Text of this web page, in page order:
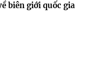
biên giới quốc gia